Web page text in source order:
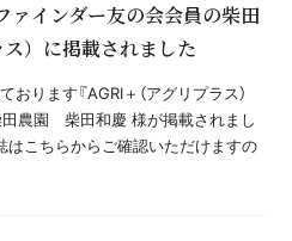
ァインダー友の会会員の柴田
）に掲載されました
ります『AGRI＋（アグリプラス）
田農園 柴田和慶 様が掲載されまし
はこちらからご確認いただけますの